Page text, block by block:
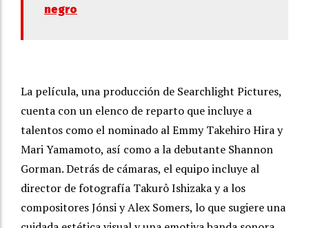
negro
La película, una producción de Searchlight Pictures,
cuenta con un elenco de reparto que incluye a
talentos como el nominado al Emmy Takehiro Hira y
Mari Yamamoto, así como a la debutante Shannon
Gorman. Detrás de cámaras, el equipo incluye al
director de fotografía Takurô Ishizaka y a los
compositores Jónsi y Alex Somers, lo que sugiere una